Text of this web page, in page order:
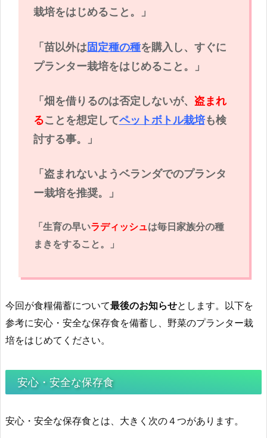
栽培をはじめること。」
「苗以外は固定種の種を購入し、すぐに
プランター栽培をはじめること。」
「畑を借りるのは否定しないが、 盗まれ
ることを想定してペットボトル栽培も検
討する事。」
「盗まれないようベランダでのプランタ
ー栽培を推奨。」
「生育の早いラディッシュは毎日家族分の種
まきをすること。」
今回が食糧備蓄について最後のお知らせとします。以下を
参考に安心・安全な保存食を備蓄し、野菜のプランター栽
培をはじめてください。
安心・安全な保存食
安心・安全な保存食とは、大きく次の４つがあります。